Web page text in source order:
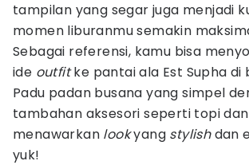
tampilan yang segar juga menjadi
momen liburanmu semakin
Sebagai referensi, kamu bisa
ide outfitke pantai ala Est Supha di
Padu padan busana yang simpel
tambahan aksesori seperti topi dan
menawarkan lookyang stylishdan
yuk!